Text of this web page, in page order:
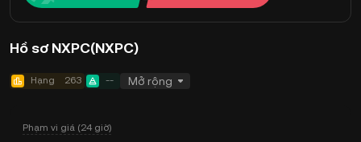
Hồ sơ NXPC(NXPC)
Hạng 263 -- Mở rộng
Phạm vi giá (24 giờ)